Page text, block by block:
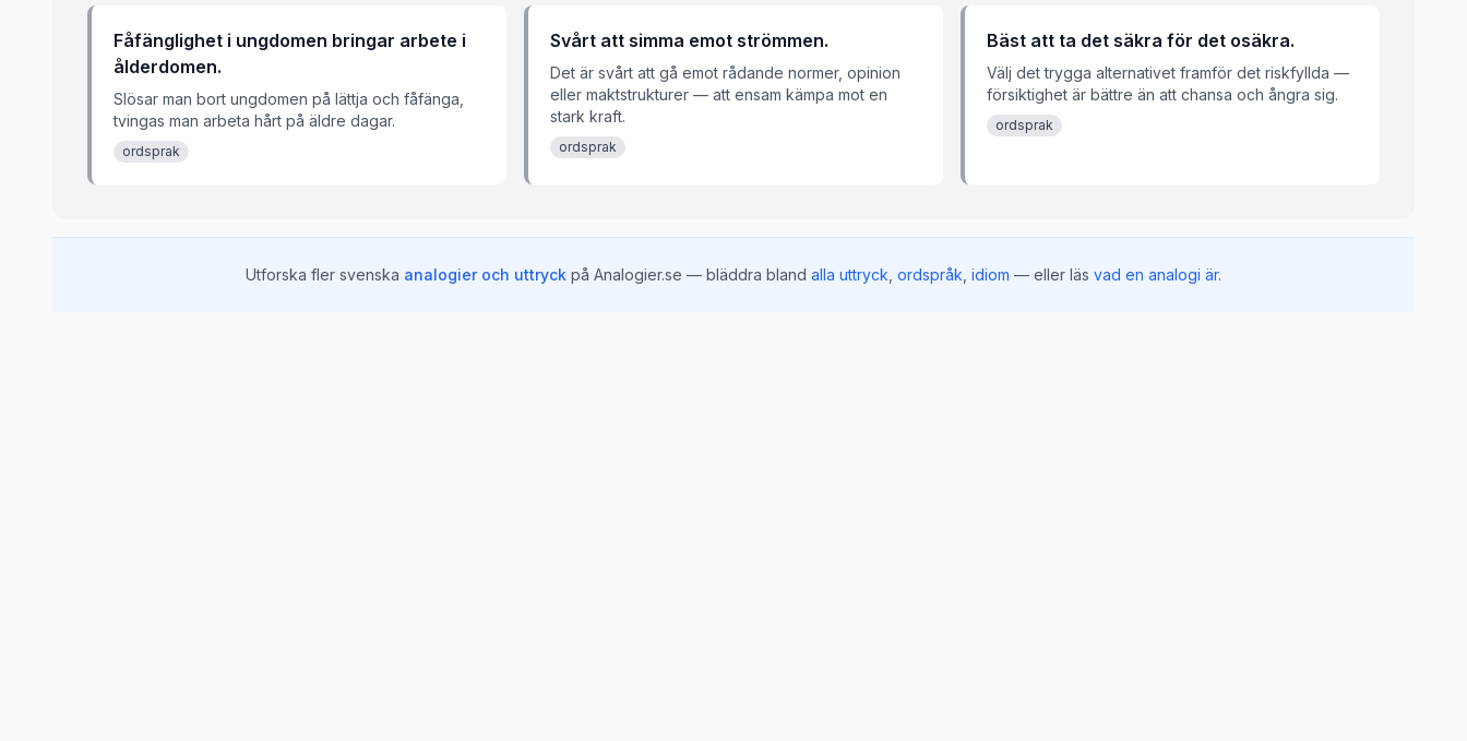
Fåfänglighet i ungdomen bringar arbete i
ålderdomen.
Slösar man bort ungdomen på lättja och fåfänga,
tvingas man arbeta hårt på äldre dagar.
ordsprak
Svårt att simma emot strömmen.
Det är svårt att gå emot rådande normer, opinion
eller maktstrukturer — att ensam kämpa mot en
stark kraft.
ordsprak
Bäst att ta det säkra för det osäkra.
Välj det trygga alternativet framför det riskfyllda —
försiktighet är bättre än att chansa och ångra sig.
ordsprak
Utforska fler svenska analogier och uttryck på Analogier.se — bläddra bland alla uttryck ordspråk idiom — eller läs vad en analogi är.